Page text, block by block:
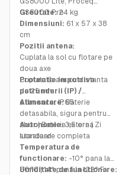
GS8000 Pro
Greutate:24 kg
Dimensiuni: 61 x 57 x 38
cm
Pozitii antena:
Cuplata la sol cu flotare pe
doua axe
Cuplata la aer cu distanta
de 25 mm
Protectie impotriva
patrunderii (IP) /
etansare:IP65
Alimentare:Baterie
detasabila, sigura pentru
zbor | Baterie externa
standard
Autonomie:3,5 ore | Zi
lucratoare completa
Temperatura de
functionare: -10° pana la
50°C | 14° pana la 122° F
Umiditate de functionare: